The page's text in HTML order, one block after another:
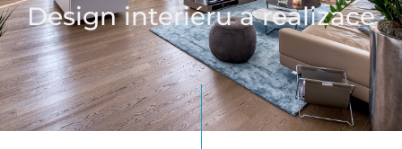
Design interiéru a realizace